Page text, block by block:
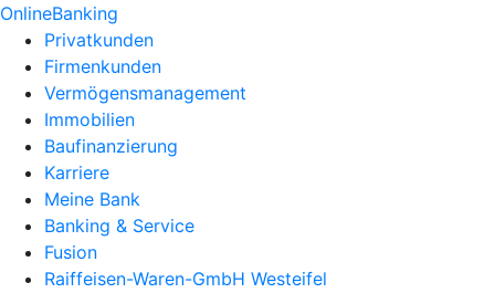
OnlineBanking
Privatkunden
Firmenkunden
Vermögensmanagement
Immobilien
Baufinanzierung
Karriere
Meine Bank
Banking & Service
Fusion
Raiffeisen-Waren-GmbH Westeifel